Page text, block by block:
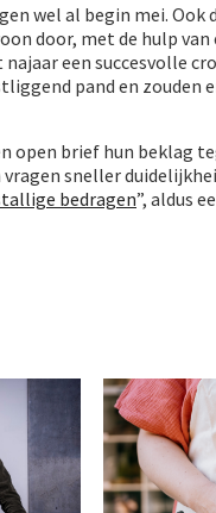
wel al begin mei. Ook
door, met de hulp
een succesvolle
pand en zouden
open brief hun beklag
sneller
bedragen”, aldus